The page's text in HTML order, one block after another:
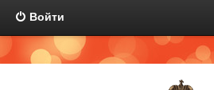
Войти